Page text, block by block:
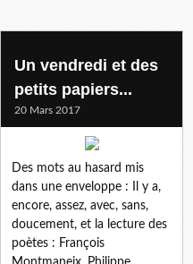
claudine o
Un vendredi et des
petits papiers...
20 Mars 2017
Des mots au hasard mis
dans une enveloppe : Il y a,
encore, assez, avec, sans,
doucement, et la lecture des
poètes : François